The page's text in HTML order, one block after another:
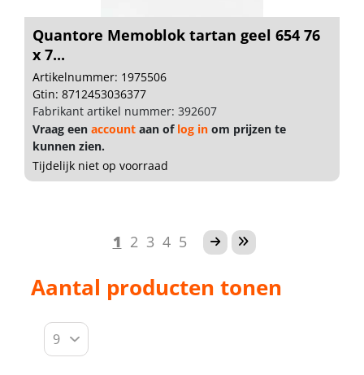
Quantore Memoblok tartan geel 654 76
x 7...
Artikelnummer: 1975506
Gtin: 8712453036377
Fabrikant artikel nummer: 392607
Vraag een account aan of log in om prijzen te
kunnen zien.
Tijdelijk niet op voorraad
1 2 3 4 5
Aantal producten tonen